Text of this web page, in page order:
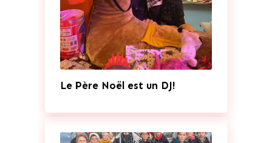
Le Père Noël est un DJ!